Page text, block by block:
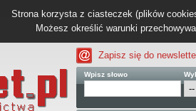
Strona korzysta z ciasteczek (plików
Możesz określić warunki
Zapisz się do
Wpisz słowo